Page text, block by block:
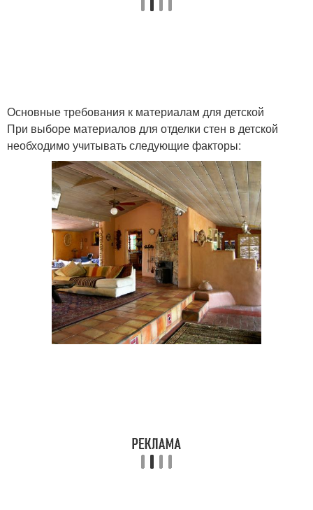
Основные требования к материалам для детской
При выборе материалов для отделки стен в детской
необходимо учитывать следующие факторы: